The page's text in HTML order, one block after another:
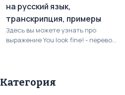
на русский язык,
транскрипция, примеры
Здесь вы можете узнать про
выражение You look fine! - перево...
Категория